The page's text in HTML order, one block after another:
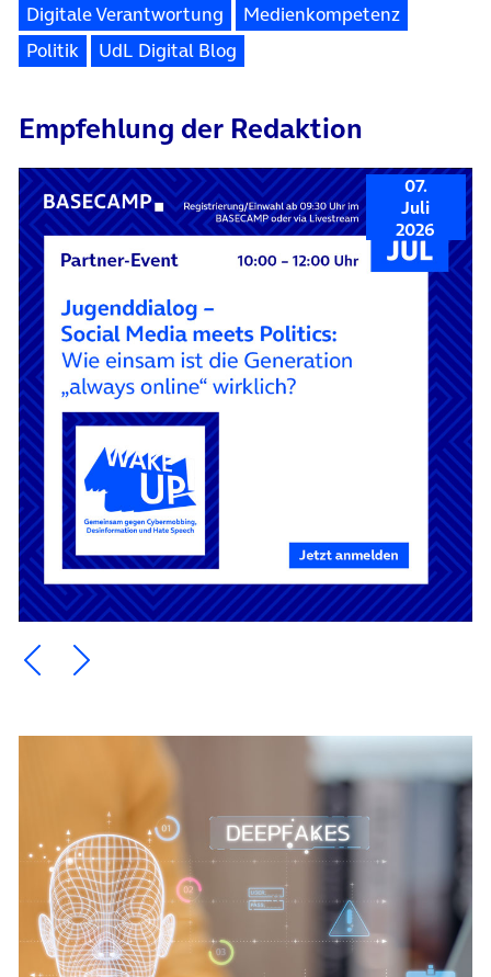
Digitale Verantwortung
Medienkompetenz
Politik
UdL Digital Blog
Empfehlung der Redaktion
07.
Juli
2026
Ein Element zurück blättern
Ein Element weiter blättern